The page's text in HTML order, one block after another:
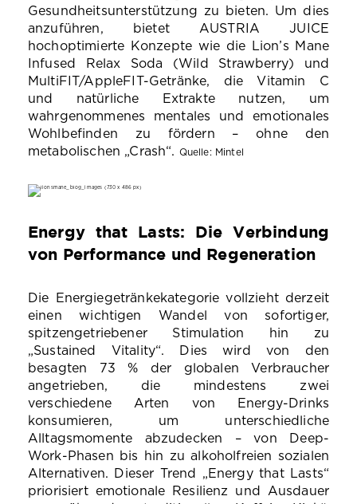
Gesundheitsunterstützung zu bieten. Um dies
anzuführen, bietet AUSTRIA JUICE
hochoptimierte Konzepte wie die Lion’s Mane
Infused Relax Soda (Wild Strawberry) und
MultiFIT/AppleFIT-Getränke, die Vitamin C
und natürliche Extrakte nutzen, um
wahrgenommenes mentales und emotionales
Wohlbefinden zu fördern – ohne den
metabolischen „Crash“. Quelle: Mintel
Energy that Lasts: Die Verbindung
von Performance und Regeneration
Die Energiegetränkekategorie vollzieht derzeit
einen wichtigen Wandel von sofortiger,
spitzengetriebener Stimulation hin zu
„Sustained Vitality“. Dies wird von den
besagten 73 % der globalen Verbraucher
angetrieben, die mindestens zwei
verschiedene Arten von Energy-Drinks
konsumieren, um unterschiedliche
Alltagsmomente abzudecken – von Deep-
Work-Phasen bis hin zu alkoholfreien sozialen
Alternativen. Dieser Trend „Energy that Lasts“
priorisiert emotionale Resilienz und Ausdauer